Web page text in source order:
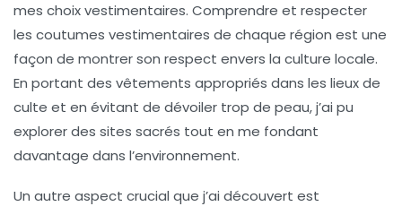
mes choix vestimentaires. Comprendre et respecter
les coutumes vestimentaires de chaque région est une
façon de montrer son respect envers la culture locale.
En portant des vêtements appropriés dans les lieux de
culte et en évitant de dévoiler trop de peau, j’ai pu
explorer des sites sacrés tout en me fondant
davantage dans l’environnement.
Un autre aspect crucial que j’ai découvert est